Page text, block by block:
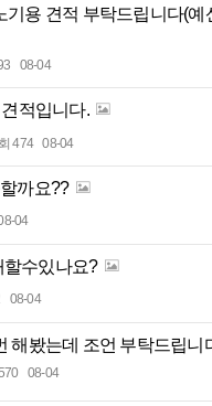
기용 견적 부탁드립니다(예
08-04
적입니다.
474 08-04
까요??
04
할수있나요?
08-04
해봤는데 조언 부탁드립니
08-04